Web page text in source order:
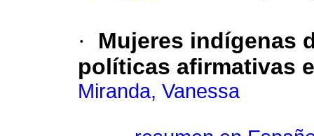
·
Mujeres indígenas
políticas afirmativas
Miranda, Vanessa